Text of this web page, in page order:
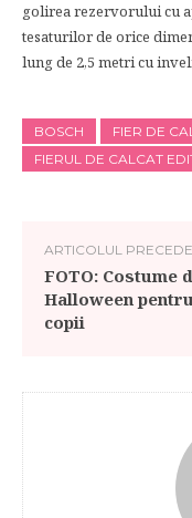
golirea rezervorului cu
tesaturilor de orice
lung de 2,5 metri cu
BOSCH
FIER DE
FIERUL DE CALCAT
ARTICOLUL
FOTO: Costume
Halloween pentru
copii